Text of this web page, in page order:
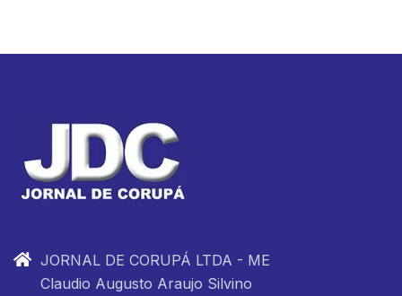
JORNAL DE CORUPÁ LTDA - ME
Claudio Augusto Araujo Silvino